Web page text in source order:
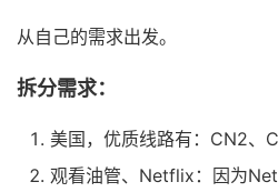
从自己的需求出发。
拆分需求：
美国，优质线路有：CN2、
观看油管、Netflix：因为